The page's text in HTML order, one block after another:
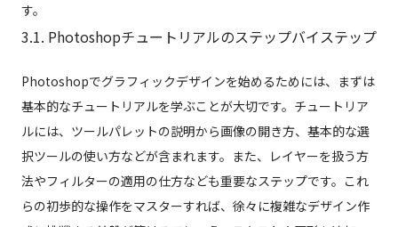
す。
3.1. Photoshopチュートリアルのステップバイステップ
Photoshopでグラフィックデザインを始めるためには、まずは
基本的なチュートリアルを学ぶことが大切です。チュートリア
ルには、ツールパレットの説明から画像の開き方、基本的な選
択ツールの使い方などが含まれます。また、レイヤーを扱う方
法やフィルターの適用の仕方なども重要なステップです。これ
らの初歩的な操作をマスターすれば、徐々に複雑なデザイン作